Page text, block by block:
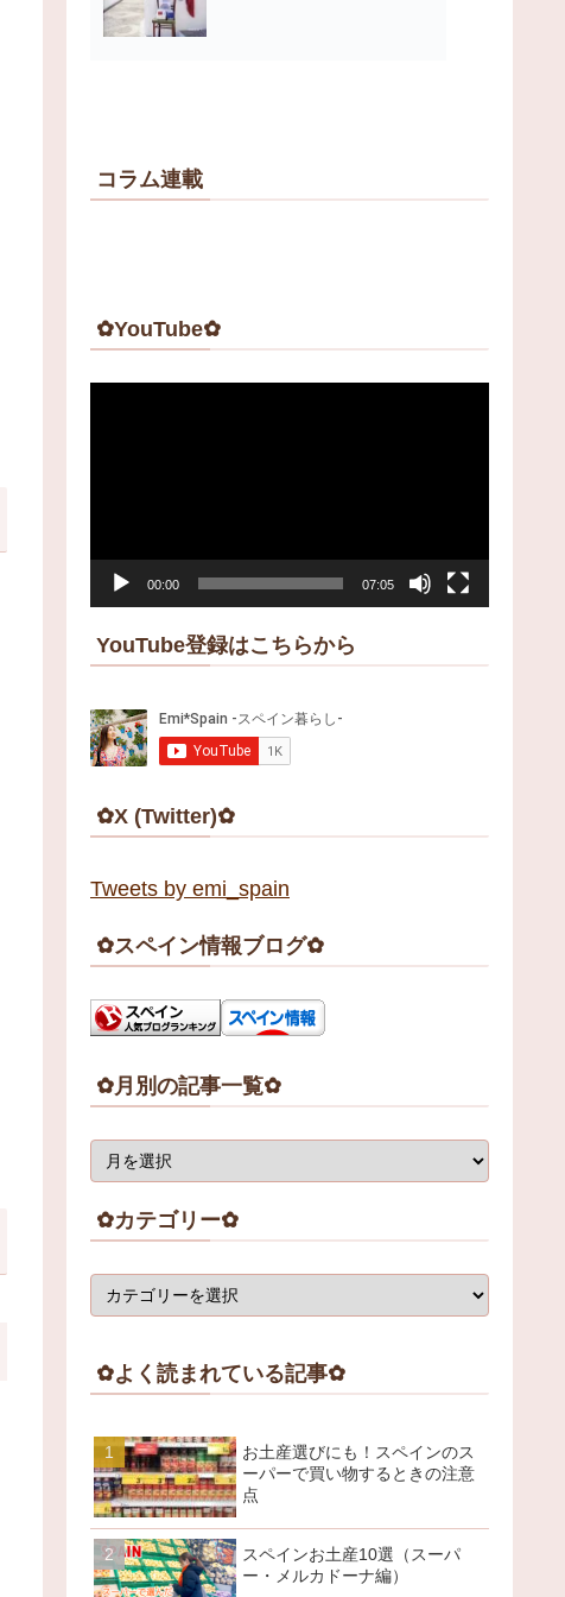
コラム連載
✿YouTube✿
00:00 07:05
YouTube登録はこちらから
✿X (Twitter)✿
Tweets by emi_spain
✿スペイン情報ブログ✿
✿月別の記事一覧✿
✿カテゴリー✿
✿よく読まれている記事✿
お土産選びにも！スペインのス
ーパーで買い物するときの注意
点
スペインお土産10選（スーパ
ー・メルカドーナ編）